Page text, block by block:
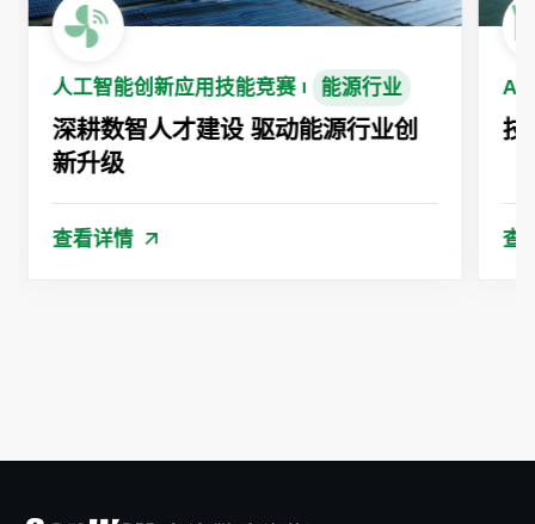
人工智能创新应用技能竞赛 能源行业
深耕数智人才建设 驱动能源行业创
新升级
查看详情
AI
技
查